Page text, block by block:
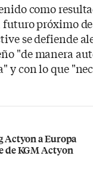
como
próximo
se defiende
"de manera
y con lo que
Actyon a Europa
de KGM Actyon